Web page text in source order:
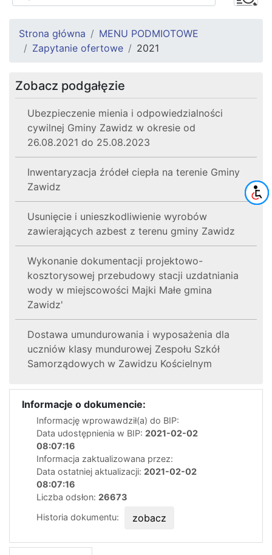
Strona główna
MENU PODMIOTOWE
Zapytanie ofertowe
2021
Zobacz podgałęzie
Ubezpieczenie mienia i odpowiedzialności
cywilnej Gminy Zawidz w okresie od
26.08.2021 do 25.08.2023
Inwentaryzacja źródeł ciepła na terenie Gminy
Zawidz
Usunięcie i unieszkodliwienie wyrobów
zawierających azbest z terenu gminy Zawidz
Wykonanie dokumentacji projektowo-
kosztorysowej przebudowy stacji uzdatniania
wody w miejscowości Majki Małe gmina
Zawidz'
Dostawa umundurowania i wyposażenia dla
uczniów klasy mundurowej Zespołu Szkół
Samorządowych w Zawidzu Kościelnym
Informacje o dokumencie:
Informację wprowawdził(a) do BIP:
Data udostępnienia w BIP: 2021-02-02
08:07:16
Informacja zaktualizowana przez:
Data ostatniej aktualizacji: 2021-02-02
08:07:16
Liczba odsłon: 26673
Historia dokumentu:
zobacz